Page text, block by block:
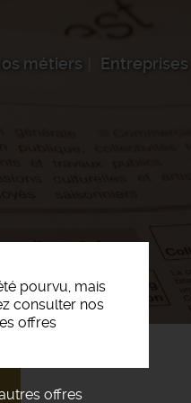
métiers Entreprises
pourvu, mais
consulter nos
offres
offres